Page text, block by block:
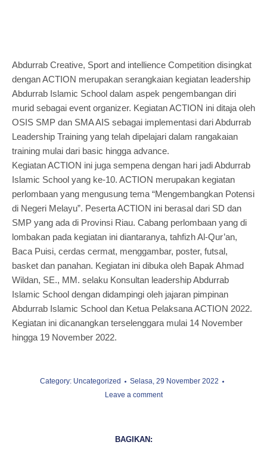
Abdurrab Creative, Sport and intellience Competition disingkat
dengan ACTION merupakan serangkaian kegiatan leadership
Abdurrab Islamic School dalam aspek pengembangan diri
murid sebagai event organizer. Kegiatan ACTION ini ditaja oleh
OSIS SMP dan SMA AIS sebagai implementasi dari Abdurrab
Leadership Training yang telah dipelajari dalam rangakaian
training mulai dari basic hingga advance.
Kegiatan ACTION ini juga sempena dengan hari jadi Abdurrab
Islamic School yang ke-10. ACTION merupakan kegiatan
perlombaan yang mengusung tema “Mengembangkan Potensi
di Negeri Melayu”. Peserta ACTION ini berasal dari SD dan
SMP yang ada di Provinsi Riau. Cabang perlombaan yang di
lombakan pada kegiatan ini diantaranya, tahfizh Al-Qur’an,
Baca Puisi, cerdas cermat, menggambar, poster, futsal,
basket dan panahan. Kegiatan ini dibuka oleh Bapak Ahmad
Wildan, SE., MM. selaku Konsultan leadership Abdurrab
Islamic School dengan didampingi oleh jajaran pimpinan
Abdurrab Islamic School dan Ketua Pelaksana ACTION 2022.
Kegiatan ini dicanangkan terselenggara mulai 14 November
hingga 19 November 2022.
Category: Uncategorized
Selasa, 29 November 2022
Leave a comment
BAGIKAN: